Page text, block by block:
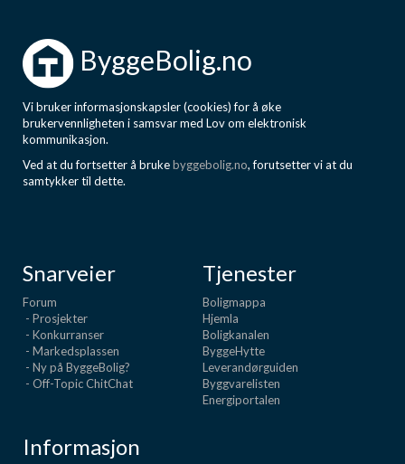
ByggeBolig.no
Vi bruker informasjonskapsler (cookies) for å øke
brukervennligheten i samsvar med Lov om elektronisk
kommunikasjon.
Ved at du fortsetter å brukebyggebolig.no, forutsetter vi at du
samtykker til dette.
Snarveier
Forum
- Prosjekter
- Konkurranser
- Markedsplassen
- Ny på ByggeBolig?
- Off-Topic ChitChat
Tjenester
Boligmappa
Hjemla
Boligkanalen
ByggeHytte
Leverandørguiden
Byggvarelisten
Energiportalen
Informasjon